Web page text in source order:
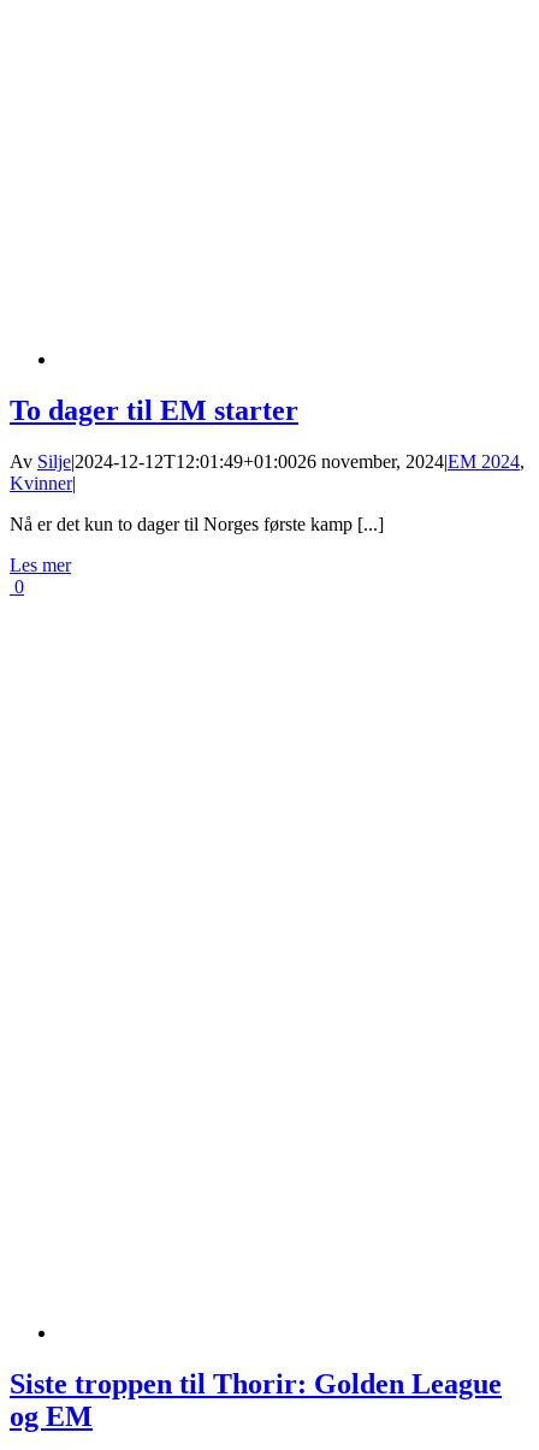
To dager til EM starter
Av Silje|2024-12-12T12:01:49+01:0026 november, 2024|EM 2024,
Kvinner|
Nå er det kun to dager til Norges første kamp [...]
Les mer
0
Siste troppen til Thorir: Golden League
og EM